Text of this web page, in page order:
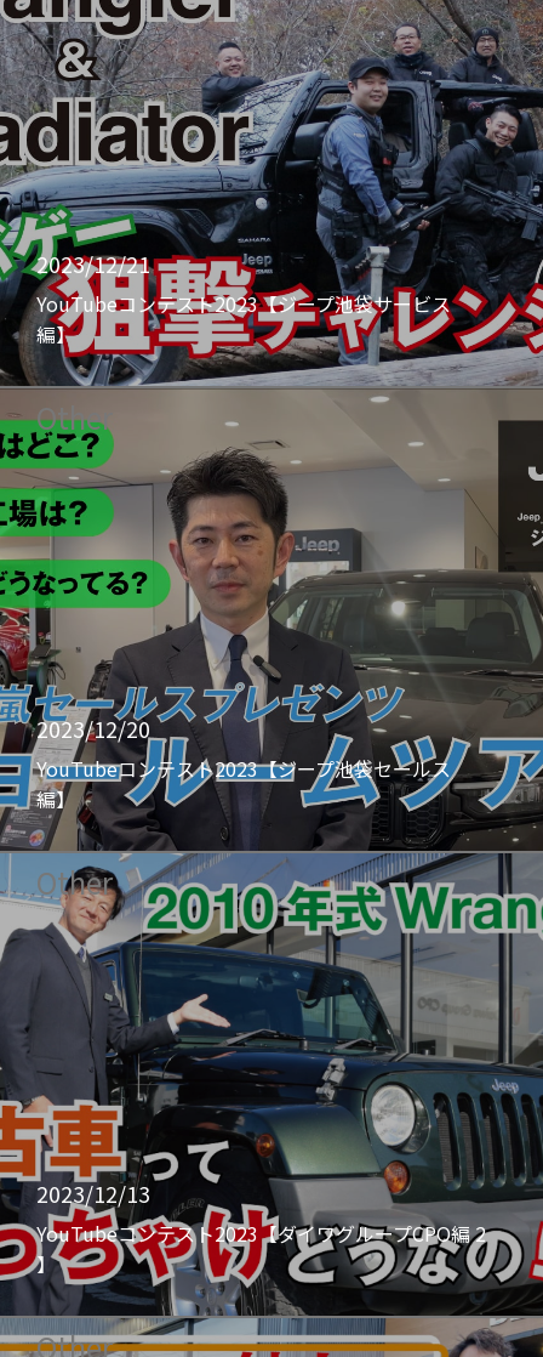
2023/12/21
YouTubeコンテスト2023【ジープ池袋サービス
編】
Other
2023/12/20
YouTubeコンテスト2023【ジープ池袋セールス
編】
Other
2023/12/13
YouTubeコンテスト2023【ダイワグループCPO編 2
】
Other